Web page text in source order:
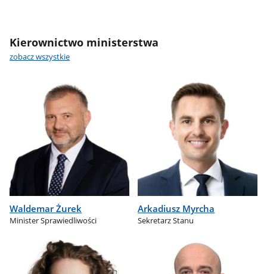
Kierownictwo ministerstwa
zobacz wszystkie
Waldemar Żurek
Minister Sprawiedliwości
Arkadiusz Myrcha
Sekretarz Stanu